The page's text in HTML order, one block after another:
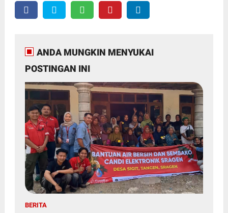
ANDA MUNGKIN MENYUKAI
POSTINGAN INI
BERITA